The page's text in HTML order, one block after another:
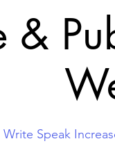
Write Speak